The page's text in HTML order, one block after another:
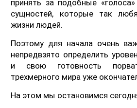
принять за подобные
сущностей, которые так
жизни людей.
Поэтому для начала очень
непредвзято определить
и свою готовность
трехмерного мира уже
На этом мы остановимся